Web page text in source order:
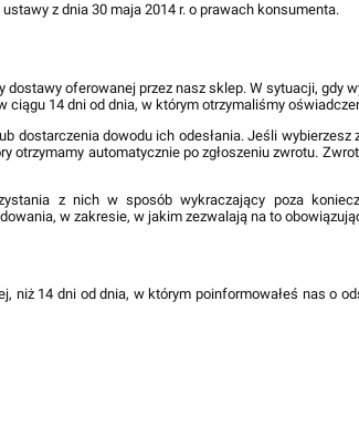
z dnia 30 maja 2014 r. o prawach konsumenta.
oferowanej przez nasz sklep. W sytuacji, gdy
14 dni od dnia, w którym otrzymaliśmy
dowodu ich odesłania. Jeśli
automatycznie po zgłoszeniu zwrotu.
z nich w sposób wykraczający poza
w zakresie, w jakim zezwalają na to
niż 14 dni od dnia, w którym poinformowałeś nas o